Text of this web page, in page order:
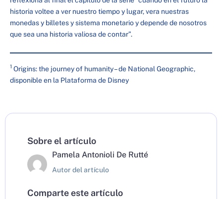
historia voltee a ver nuestro tiempo y lugar, vera nuestras
monedas y billetes y sistema monetario y depende de nosotros
que sea una historia valiosa de contar”.
1 Origins: the journey of humanity – de National Geographic,
disponible en la Plataforma de Disney
Sobre el artículo
Pamela Antonioli De Rutté
Autor del artículo
Comparte este artículo